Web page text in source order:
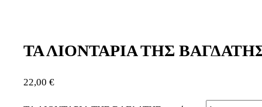
ΤΑ ΛΙΟΝΤΑΡΙΑ ΤΗΣ
22,00 €